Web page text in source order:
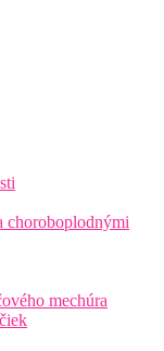
choroboplodnými
mechúra